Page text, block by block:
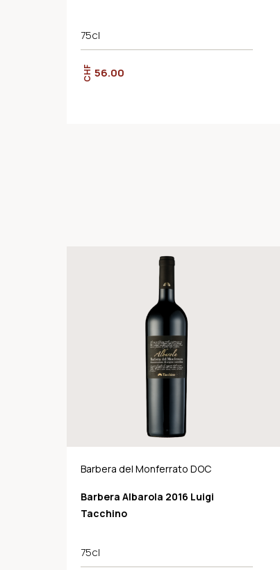
75cl
CHF 56.00
Barbera del Monferrato DOC
Barbera Albarola 2016 Luigi
Tacchino
75cl